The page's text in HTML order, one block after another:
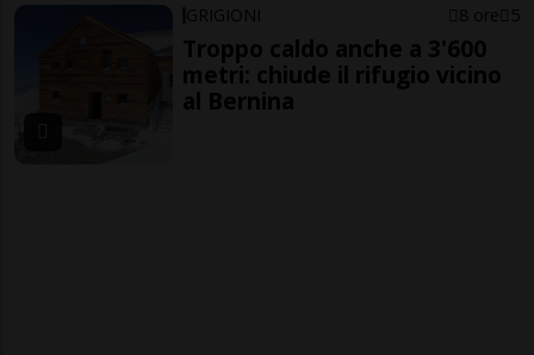
GRIGIONI 8 ore 5
Troppo caldo anche a 3'600
metri: chiude il rifugio vicino
al Bernina